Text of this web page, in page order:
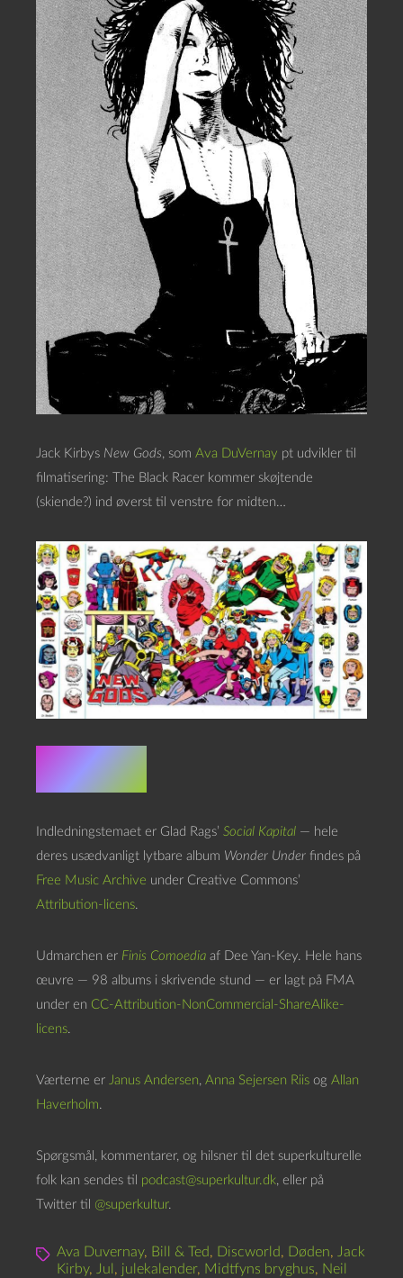
Jack Kirbys New Gods, som Ava DuVernay pt udvikler til
filmatisering: The Black Racer kommer skøjtende
(skiende?) ind øverst til venstre for midten…
Credits
Indledningstemaet er Glad Rags’ Social Kapital — hele
deres usædvanligt lytbare album Wonder Under findes på
Free Music Archive under Creative Commons’
Attribution-licens.
Udmarchen er Finis Comoedia af Dee Yan-Key. Hele hans
œuvre — 98 albums i skrivende stund — er lagt på FMA
under en CC-Attribution-NonCommercial-ShareAlike-
licens.
Værterne er Janus Andersen, Anna Sejersen Riis og Allan
Haverholm.
Spørgsmål, kommentarer, og hilsner til det superkulturelle
folk kan sendes til podcast@superkultur.dk, eller på
Twitter til @superkultur.
Ava Duvernay, Bill & Ted, Discworld, Døden, Jack
Kirby, Jul , julekalender, Midtfyns bryghus, Neil